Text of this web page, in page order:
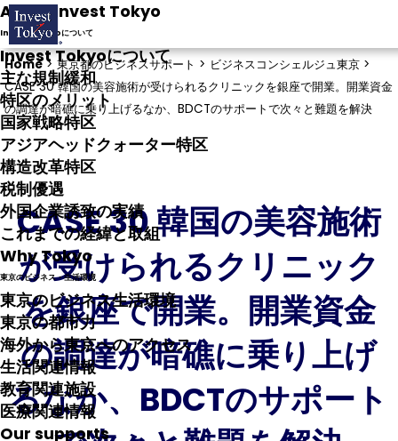
About Invest Tokyo
Invest Tokyoについて
Invest Tokyoについて
主な規制緩和
特区のメリット
国家戦略特区
アジアヘッドクォーター特区
構造改革特区
税制優遇
外国企業誘致の実績
これまでの経緯と取組
Why Tokyo
東京のビジネス・生活環境
東京のビジネス生活環境
東京の都市力
海外から東京へのアクセス
生活関連情報
教育関連施設
医療関連情報
Our supports
Home> 東京都のビジネスサポート > ビジネスコンシェルジュ東京 >
CASE 30 韓国の美容施術が受けられるクリニックを銀座で開業。開業資金
の調達が暗礁に乗り上げるなか、BDCTのサポートで次々と難題を解決
CASE 30 韓国の美容施術
が受けられるクリニック
を銀座で開業。開業資金
の調達が暗礁に乗り上げ
るなか、BDCTのサポート